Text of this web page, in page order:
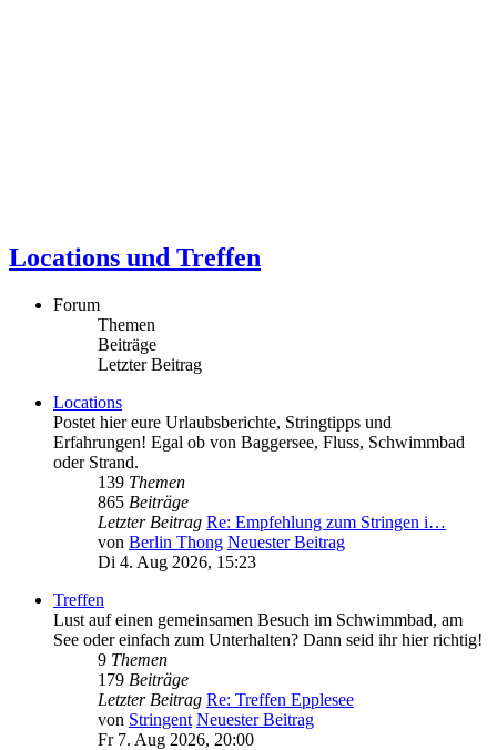
Locations und Treffen
Forum
Themen
Beiträge
Letzter Beitrag
Locations
Postet hier eure Urlaubsberichte, Stringtipps und
Erfahrungen! Egal ob von Baggersee, Fluss, Schwimmbad
oder Strand.
139 Themen
865 Beiträge
Letzter Beitrag Re: Empfehlung zum Stringen i…
von Berlin Thong Neuester Beitrag
Di 4. Aug 2026, 15:23
Treffen
Lust auf einen gemeinsamen Besuch im Schwimmbad, am
See oder einfach zum Unterhalten? Dann seid ihr hier richtig!
9 Themen
179 Beiträge
Letzter Beitrag Re: Treffen Epplesee
von Stringent Neuester Beitrag
Fr 7. Aug 2026, 20:00